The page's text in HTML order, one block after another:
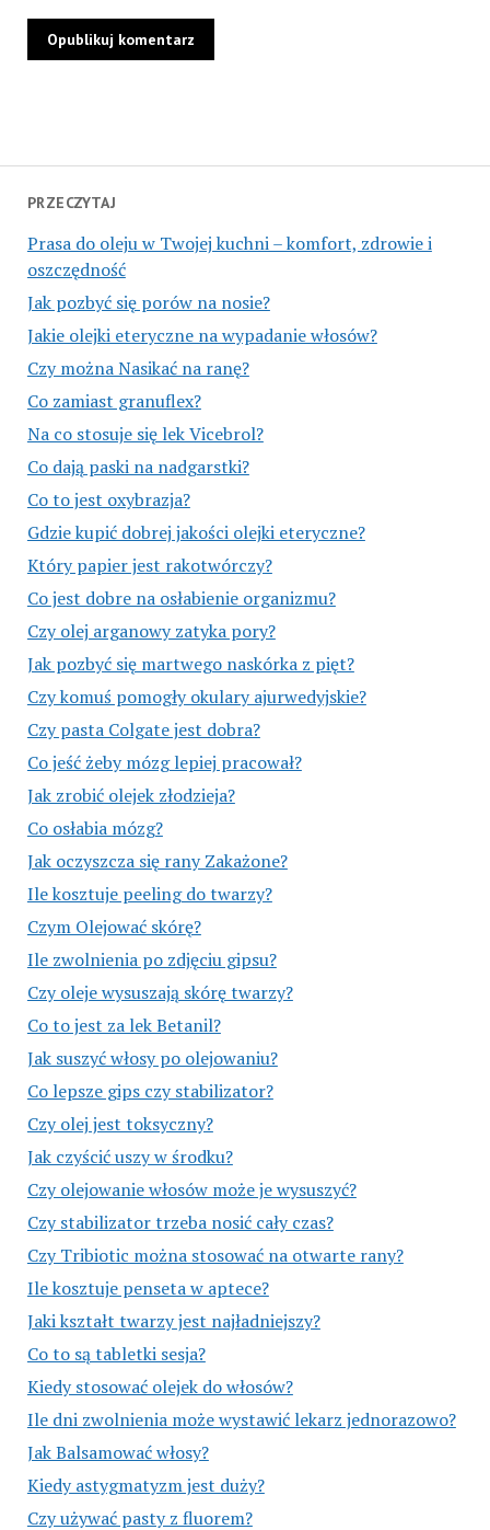
PRZECZYTAJ
Prasa do oleju w Twojej kuchni – komfort, zdrowie i
oszczędność
Jak pozbyć się porów na nosie?
Jakie olejki eteryczne na wypadanie włosów?
Czy można Nasikać na ranę?
Co zamiast granuflex?
Na co stosuje się lek Vicebrol?
Co dają paski na nadgarstki?
Co to jest oxybrazja?
Gdzie kupić dobrej jakości olejki eteryczne?
Który papier jest rakotwórczy?
Co jest dobre na osłabienie organizmu?
Czy olej arganowy zatyka pory?
Jak pozbyć się martwego naskórka z pięt?
Czy komuś pomogły okulary ajurwedyjskie?
Czy pasta Colgate jest dobra?
Co jeść żeby mózg lepiej pracował?
Jak zrobić olejek złodzieja?
Co osłabia mózg?
Jak oczyszcza się rany Zakażone?
Ile kosztuje peeling do twarzy?
Czym Olejować skórę?
Ile zwolnienia po zdjęciu gipsu?
Czy oleje wysuszają skórę twarzy?
Co to jest za lek Betanil?
Jak suszyć włosy po olejowaniu?
Co lepsze gips czy stabilizator?
Czy olej jest toksyczny?
Jak czyścić uszy w środku?
Czy olejowanie włosów może je wysuszyć?
Czy stabilizator trzeba nosić cały czas?
Czy Tribiotic można stosować na otwarte rany?
Ile kosztuje penseta w aptece?
Jaki kształt twarzy jest najładniejszy?
Co to są tabletki sesja?
Kiedy stosować olejek do włosów?
Ile dni zwolnienia może wystawić lekarz jednorazowo?
Jak Balsamować włosy?
Kiedy astygmatyzm jest duży?
Czy używać pasty z fluorem?